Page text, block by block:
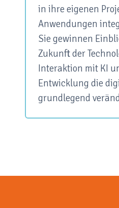
in ihre eigenen
Anwendungen
Sie gewinnen
Zukunft der
Interaktion mit KI
Entwicklung die
grundlegend